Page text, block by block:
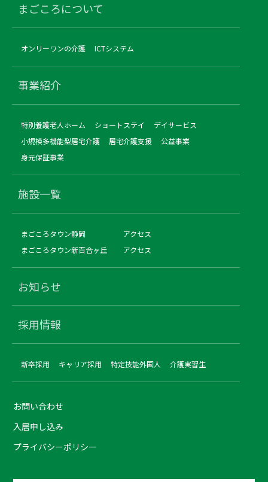
まごころについて
オンリーワンの介護 ICTシステム
事業紹介
特別養護老人ホーム ショートステイ
デイサービス
小規模多機能型居宅介護
居宅介護支援
公益事業
身元保証事業
施設一覧
まごころタウン静岡
アクセス
まごころタウン新百合ヶ丘
アクセス
お知らせ
採用情報
新卒採用 キャリア採用 特定技能外国人 介護実習生
お問い合わせ
入居申し込み
プライバシーポリシー